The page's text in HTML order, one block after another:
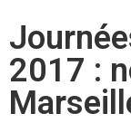
2017 :